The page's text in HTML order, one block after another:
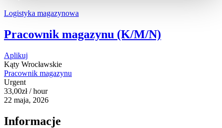
Logistyka magazynowa
Pracownik magazynu (K/M/N)
Aplikuj
Kąty Wrocławskie
Pracownik magazynu
Urgent
33,00zł/ hour
22 maja, 2026
Informacje